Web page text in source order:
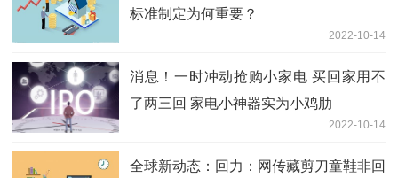
标准制定为何重要？
2022-10-14
消息！一时冲动抢购小家电 买回家用不
了两三回 家电小神器实为小鸡肋
2022-10-14
全球新动态：回力：网传藏剪刀童鞋非回